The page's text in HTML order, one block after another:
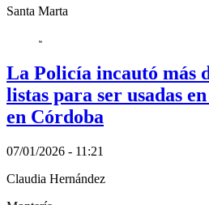
Santa Marta
La Policía incautó más
listas para ser usadas
en Córdoba
07/01/2026 - 11:21
Claudia Hernández